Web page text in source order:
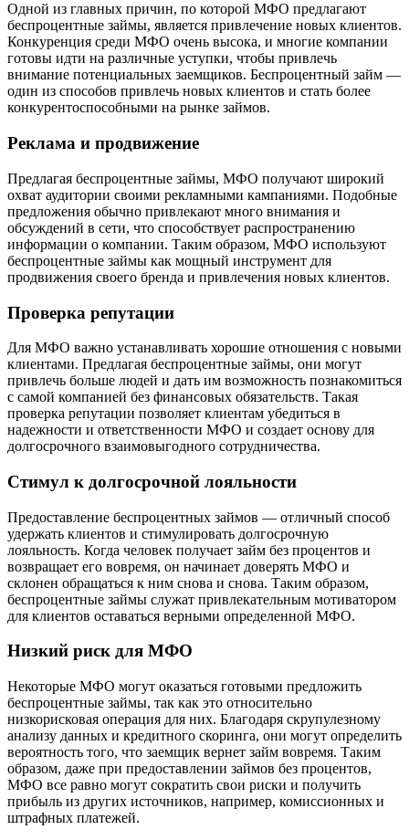
Одной из главных причин, по которой МФО предлагают
беспроцентные займы, является привлечение новых клиентов.
Конкуренция среди МФО очень высока, и многие компании
готовы идти на различные уступки, чтобы привлечь
внимание потенциальных заемщиков. Беспроцентный займ —
один из способов привлечь новых клиентов и стать более
конкурентоспособными на рынке займов.
Реклама и продвижение
Предлагая беспроцентные займы, МФО получают широкий
охват аудитории своими рекламными кампаниями. Подобные
предложения обычно привлекают много внимания и
обсуждений в сети, что способствует распространению
информации о компании. Таким образом, МФО используют
беспроцентные займы как мощный инструмент для
продвижения своего бренда и привлечения новых клиентов.
Проверка репутации
Для МФО важно устанавливать хорошие отношения с новыми
клиентами. Предлагая беспроцентные займы, они могут
привлечь больше людей и дать им возможность познакомиться
с самой компанией без финансовых обязательств. Такая
проверка репутации позволяет клиентам убедиться в
надежности и ответственности МФО и создает основу для
долгосрочного взаимовыгодного сотрудничества.
Стимул к долгосрочной лояльности
Предоставление беспроцентных займов — отличный способ
удержать клиентов и стимулировать долгосрочную
лояльность. Когда человек получает займ без процентов и
возвращает его вовремя, он начинает доверять МФО и
склонен обращаться к ним снова и снова. Таким образом,
беспроцентные займы служат привлекательным мотиватором
для клиентов оставаться верными определенной МФО.
Низкий риск для МФО
Некоторые МФО могут оказаться готовыми предложить
беспроцентные займы, так как это относительно
низкорисковая операция для них. Благодаря скрупулезному
анализу данных и кредитного скоринга, они могут определить
вероятность того, что заемщик вернет займ вовремя. Таким
образом, даже при предоставлении займов без процентов,
МФО все равно могут сократить свои риски и получить
прибыль из других источников, например, комиссионных и
штрафных платежей.